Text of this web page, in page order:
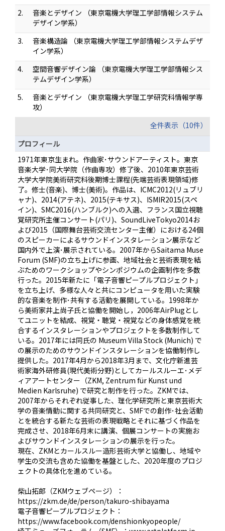
2.
音楽とデザイン （東京電機大学理工学部情報システム
デザイン学系）
3.
音楽構造論 （東京電機大学理工学部情報システムデザ
イン学系）
4.
空間音響デザイン論 （東京電機大学理工学部情報シス
テムデザイン学系）
5.
音楽とデザイン （東京電機大学理工学研究科情報学専
攻）
全件表示（10件）
プロフィール
1971年東京生まれ。作曲家･サウンドアーティスト。東京
音楽大学･同大学院（作曲専攻）修了後、2010年東京芸術
大学大学院美術研究科後期博士課程(先端芸術表現領域)修
了。修士(音楽)、博士(美術)。作品は、ICMC2012(リュブリ
ャナ)、2014(アテネ)、2015(テキサス)、ISMIR2015(スペ
イン)、SMC2016(ハンブルク)への入選、フランス国立視聴
覚研究所主催コンサート(パリ)、SoundLiveTokyo2014お
よび2015（国際舞台芸術交流センター主催）における24個
のスピーカーによるサウンドインスタレーション展示など
国内外で上演･展示されている。2007年からSaitama Muse
Forum (SMF)の立ち上げに参画、地域社会と芸術表現を結
ぶためのワークショップやシンポジウムの企画制作を多数
行った。2015年新たに「電子音響ピープルプロジェクト」
を立ち上げ、多様な人々と共にコンピュータを用いた実験
的な音楽を制作･共有する活動を展開している。1998年か
ら美術家井上尚子氏と協働を開始し，2006年AirPlugとし
てユニットを結成、視覚・聴覚・視覚などの身体感覚を統
合するインスタレーションやプロジェクトを多数制作して
いる。2017年には同氏の Museum Villa Stock (Munich) で
の展示のためのサウンドインスタレーションを協働制作し
提供した。2017年4月から2018年3月まで、文化庁新進芸
術家海外研修員(現代美術分野)としてカールスルーエ･メデ
ィアアートセンター（ZKM, Zentrum für Kunst und
Medien Karlsruhe) で研究と制作を行った。ZKMでは、
2007年からそれぞれ従事した、理化学研究所と東京芸術大
学の音楽情動に関する共同研究と、SMFでの創作･社会活動
とを統合する新たな芸術の表現戦略とそれに基づく作品を
完成させ、2018年6月末に講演、個展コンサートの実施お
よびサウンドインスタレーションの展示を行った。
現在、ZKMとカールスルー造形芸術大学と協働し、地域や
学生の交流も含めた協働を基盤とした、2020年度のプロジ
ェクトの具体化を進めている。
柴山拓郎（ZKMウェブページ）：
https://zkm.de/de/person/takuro-shibayama
電子音響ピープルプロジェクト：
https://www.facebook.com/denshionkyopeople/